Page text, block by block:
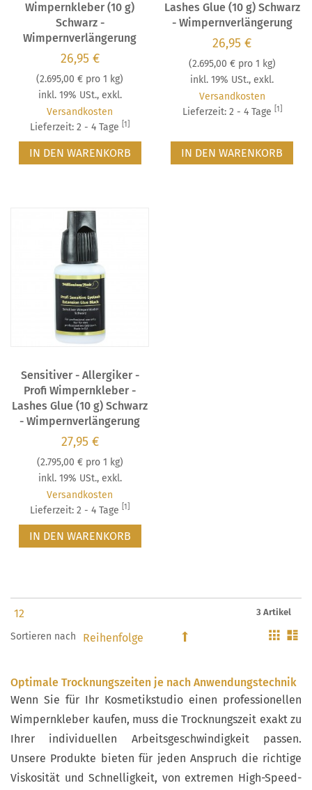
Wimpernkleber (10 g)
Schwarz -
Wimpernverlängerung
26,95 €
(2.695,00 € pro 1 kg)
inkl. 19% USt., exkl.
Versandkosten
Lieferzeit: 2 - 4 Tage [1]
IN DEN WARENKORB
Lashes Glue (10 g) Schwarz
- Wimpernverlängerung
26,95 €
(2.695,00 €pro 1 kg)
inkl. 19% USt.,exkl.
Versandkosten
Lieferzeit: 2 - 4 Tage
[1]
IN DEN WARENKORB
Sensitiver - Allergiker -
Profi Wimpernkleber -
Lashes Glue (10 g) Schwarz
- Wimpernverlängerung
27,95 €
(2.795,00 €pro 1 kg)
inkl. 19% USt., exkl.
Versandkosten
Lieferzeit: 2 - 4 Tage [1]
IN DEN WARENKORB
3 Artikel
Sortieren nach
Gitter
Optimale Trocknungszeiten je nach Anwendungstechnik
Wenn Sie für Ihr Kosmetikstudio einen professionellen
Wimpernkleber kaufen, muss die Trocknungszeit exakt zu
Ihrer individuellen Arbeitsgeschwindigkeit passen.
Unsere Produkte bieten für jeden Anspruch die richtige
Viskosität und Schnelligkeit, von extremen High-Speed-